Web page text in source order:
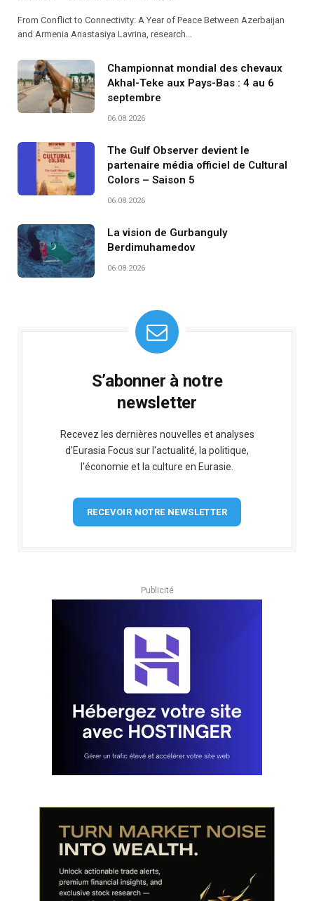
From Conflict to Connectivity: A Year of Peace Between Azerbaijan
and Armenia Anastasiya Lavrina, research…
Championnat mondial des chevaux
Akhal-Teke aux Pays-Bas : 4 au 6
septembre
06.08.2026
The Gulf Observer devient le
partenaire média officiel de Cultural
Colors – Saison 5
06.08.2026
La vision de Gurbanguly
Berdimuhamedov
06.08.2026
S’abonner à notre
newsletter
Recevez les dernières nouvelles et analyses
d'Eurasia Focus sur l'actualité, la politique,
l'économie et la culture en Eurasie.
RECEVOIR NOTRE NEWSLETTER
Publicité